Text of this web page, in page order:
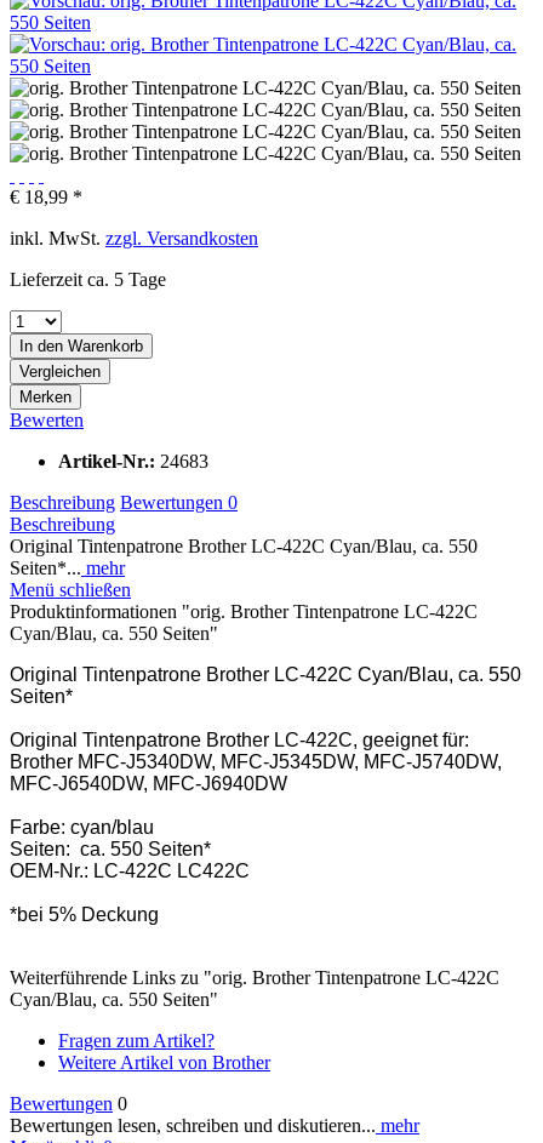
€ 18,99 *
inkl. MwSt. zzgl. Versandkosten
Lieferzeit ca. 5 Tage
In den Warenkorb
Vergleichen
Merken
Bewerten
Artikel-Nr.: 24683
Beschreibung Bewertungen 0
Beschreibung
Original Tintenpatrone Brother LC-422C Cyan/Blau, ca. 550
Seiten*... mehr
Menü schließen
Produktinformationen "orig. Brother Tintenpatrone LC-422C
Cyan/Blau, ca. 550 Seiten"
Original Tintenpatrone Brother LC-422C Cyan/Blau, ca. 550
Seiten*
Original Tintenpatrone Brother LC-422C, geeignet für:
Brother MFC-J5340DW, MFC-J5345DW, MFC-J5740DW,
MFC-J6540DW, MFC-J6940DW
Farbe: cyan/blau
Seiten: ca. 550 Seiten*
OEM-Nr.: LC-422C LC422C
*bei 5% Deckung
Weiterführende Links zu "orig. Brother Tintenpatrone LC-422C
Cyan/Blau, ca. 550 Seiten"
Fragen zum Artikel?
Weitere Artikel von Brother
Bewertungen 0
Bewertungen lesen, schreiben und diskutieren... mehr